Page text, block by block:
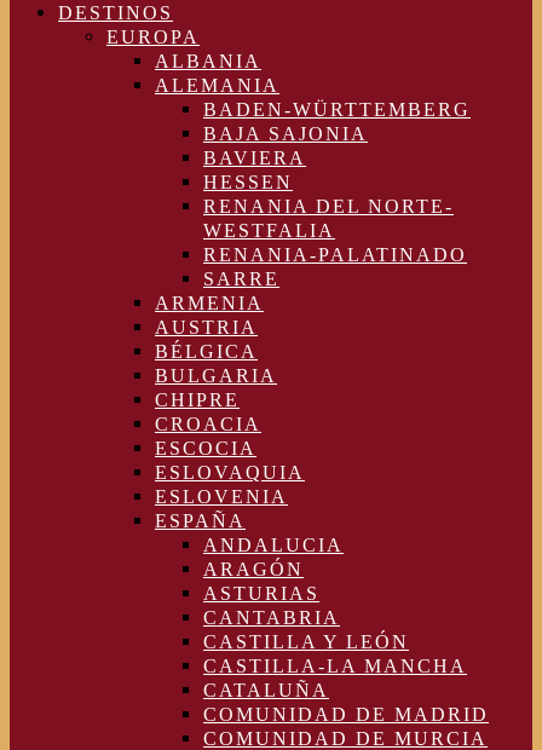
DESTINOS
EUROPA
ALBANIA
ALEMANIA
BADEN-WÜRTTEMBERG
BAJA SAJONIA
BAVIERA
HESSEN
RENANIA DEL NORTE-
WESTFALIA
RENANIA-PALATINADO
SARRE
ARMENIA
AUSTRIA
BÉLGICA
BULGARIA
CHIPRE
CROACIA
ESCOCIA
ESLOVAQUIA
ESLOVENIA
ESPAÑA
ANDALUCIA
ARAGÓN
ASTURIAS
CANTABRIA
CASTILLA Y LEÓN
CASTILLA-LA MANCHA
CATALUÑA
COMUNIDAD DE MADRID
COMUNIDAD DE MURCIA